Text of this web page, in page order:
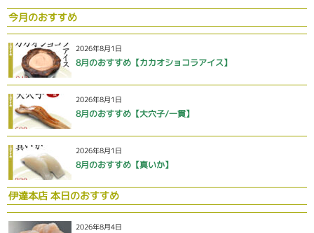
今月のおすすめ
2026年8月1日
8月のおすすめ【カカオショコラアイス】
2026年8月1日
8月のおすすめ【大穴子/一貫】
2026年8月1日
8月のおすすめ【真いか】
伊達本店 本日のおすすめ
2026年8月4日